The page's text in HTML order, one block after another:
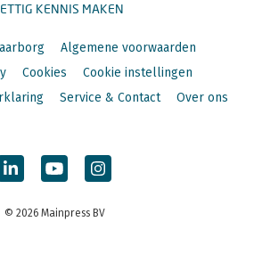
KENNIS MAKEN
Algemene voorwaarden
Cookies
Cookie instellingen
Service & Contact Over ons
© 2026 Mainpress BV